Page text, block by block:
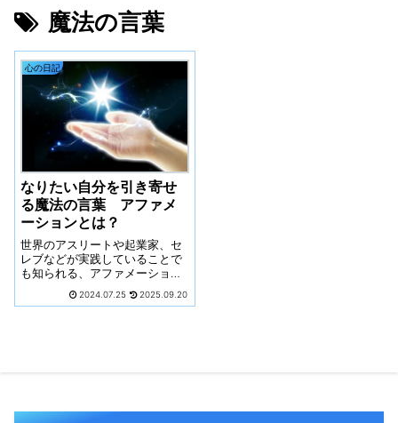
魔法の言葉
心の日記
なりたい自分を引き寄せ
る魔法の言葉 アファメ
ーションとは？
世界のアスリートや起業家、セ
レブなどが実践していることで
も知られる、アファメーショ
え自分の人生を幸せに導いてく
2024.07.25 2025.09.20